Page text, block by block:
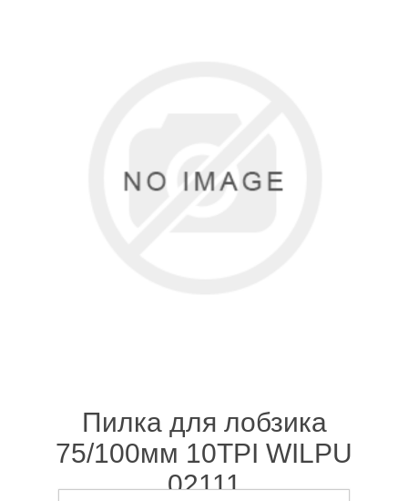
Электроинструмент
Садовая и силовая техника
Ремонт инструмента марки DCK
Пилка для лобзика
75/100мм 10TPI WILPU
02111